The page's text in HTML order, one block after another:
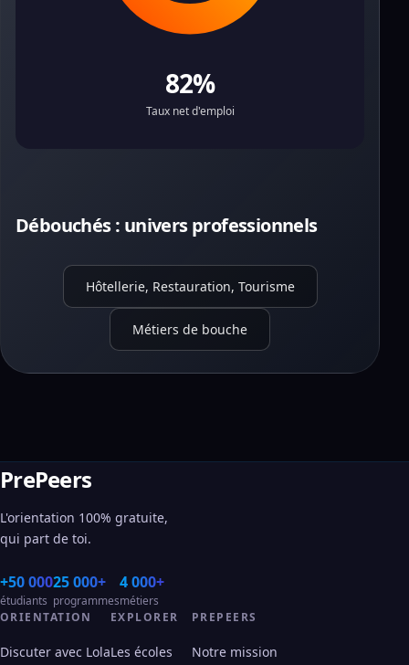
82%
Taux net d'emploi
Débouchés : univers professionnels
Hôtellerie, Restauration, Tourisme
Métiers de bouche
PrePeers
L'orientation 100% gratuite,
qui part de toi.
+50 000
étudiants
25 000+
programmes
4 000+
métiers
ORIENTATION
Discuter avec Lola
EXPLORER
Les écoles
PREPEERS
Notre mission